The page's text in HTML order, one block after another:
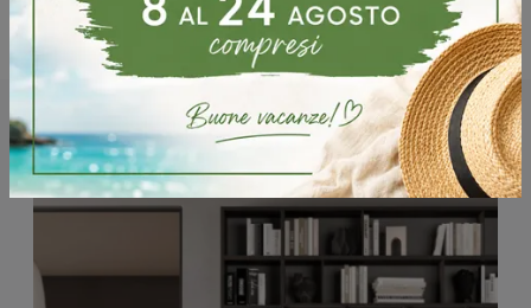
Potrebbero piacerti anche